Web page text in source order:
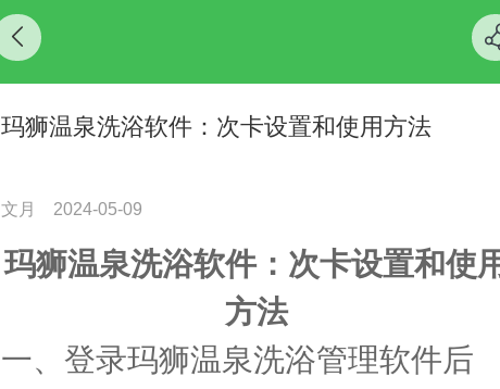
玛狮温泉洗浴软件：次卡设置和使用方法
文月 2024-05-09
玛狮温泉洗浴软件：次卡设置和使
方法
一、登录玛狮温泉洗浴管理软件后